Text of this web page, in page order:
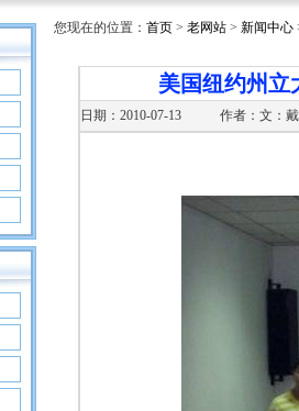
您现在的位置： 首页 > 老网站 > 新闻中心
美国纽约州
日期：2010-07-13 作者：文：